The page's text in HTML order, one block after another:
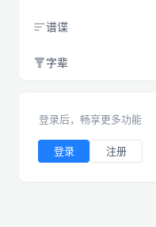
谱谍
字辈
登录后，畅享更多功能
登录 注册